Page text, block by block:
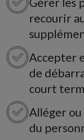
recourir
Accepter
de
court
Alléger
du